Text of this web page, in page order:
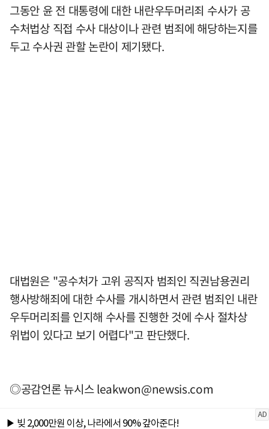
그동안 윤 전 대통령에 대한 내란우두머리죄 수사가 공
수처법상 직접 수사 대상이나 관련 범죄에 해당하는지를
두고 수사권 관할 논란이 제기됐다.
대법원은 "공수처가 고위 공직자 범죄인 직권남용권리
행사방해죄에 대한 수사를 개시하면서 관련 범죄인 내란
우두머리죄를 인지해 수사를 진행한 것에 수사 절차상
위법이 있다고 보기 어렵다"고 판단했다.
◎공감언론 뉴시스leakwon@newsis.com